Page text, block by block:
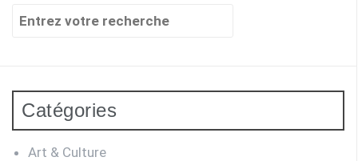
Recherche
Catégories
Art & Culture